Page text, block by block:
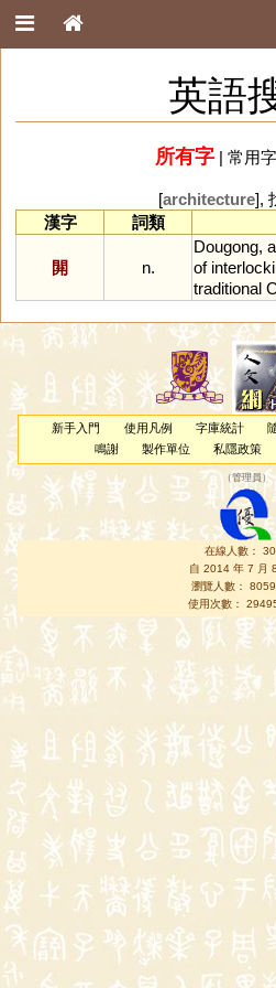
英語
所有字| 常用字
[architecture],
漢字
詞類
閞 n.
Dougong, a
of
traditional
新手入門 使用凡例 字庫統計
鳴謝
製作單位 私隱政策
（管理員 ）
在線人數：
自 2014 年 7 月
瀏覽人數：
使用次數：